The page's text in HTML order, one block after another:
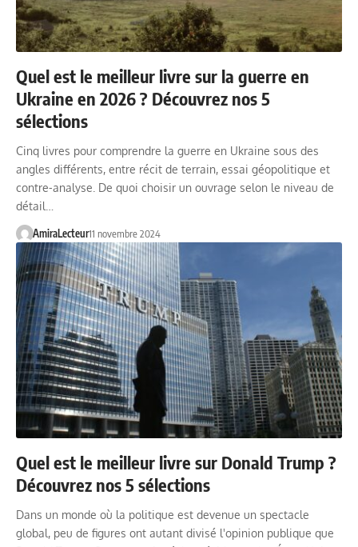
Quel est le meilleur livre sur la guerre en
Ukraine en 2026 ? Découvrez nos 5
sélections
Cinq livres pour comprendre la guerre en Ukraine sous des
angles différents, entre récit de terrain, essai géopolitique et
contre-analyse. De quoi choisir un ouvrage selon le niveau de
détail…
AmiraLecteur11 novembre 2024
Quel est le meilleur livre sur Donald Trump ?
Découvrez nos 5 sélections
Dans un monde où la politique est devenue un spectacle
global, peu de figures ont autant divisé l'opinion publique que